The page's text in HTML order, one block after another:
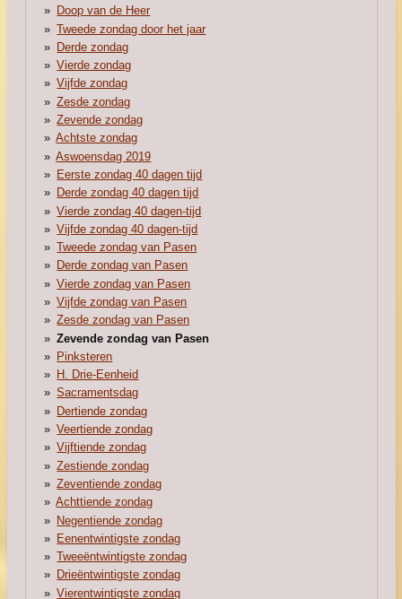
Doop van de Heer
Tweede zondag door het jaar
Derde zondag
Vierde zondag
Vijfde zondag
Zesde zondag
Zevende zondag
Achtste zondag
Aswoensdag 2019
Eerste zondag 40 dagen tijd
Derde zondag 40 dagen tijd
Vierde zondag 40 dagen-tijd
Vijfde zondag 40 dagen-tijd
Tweede zondag van Pasen
Derde zondag van Pasen
Vierde zondag van Pasen
Vijfde zondag van Pasen
Zesde zondag van Pasen
Zevende zondag van Pasen
Pinksteren
H. Drie-Eenheid
Sacramentsdag
Dertiende zondag
Veertiende zondag
Vijftiende zondag
Zestiende zondag
Zeventiende zondag
Achttiende zondag
Negentiende zondag
Eenentwintigste zondag
Tweeëntwintigste zondag
Drieëntwintigste zondag
Vierentwintigste zondag